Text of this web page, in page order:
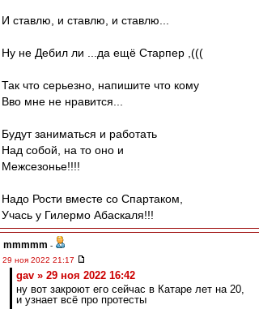
И ставлю, и ставлю, и ставлю...
Ну не Дебил ли ...да ещё Старпер ,(((
Так что серьезно, напишите что кому
Вво мне не нравится...
Будут заниматься и работать
Над собой, на то оно и
Межсезонье!!!!
Надо Рости вместе со Спартаком,
Учась у Гилермо Абаскаля!!!
mmmmm -
29 ноя 2022 21:17
gav » 29 ноя 2022 16:42
ну вот закроют его сейчас в Катаре лет на 20,
и узнает всё про протесты